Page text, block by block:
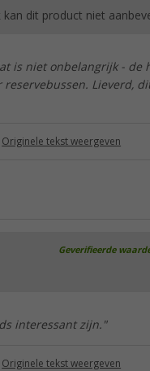
kan dit product niet
is niet onbelangrijk - de
Lieverd,
Originele tekst weergeven
Geverifieerde
interessant zijn."
Originele tekst weergeven